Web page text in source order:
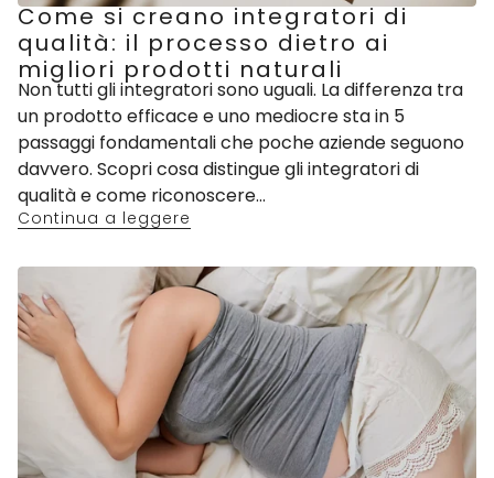
Come si creano integratori di
qualità: il processo dietro ai
migliori prodotti naturali
Non tutti gli integratori sono uguali. La differenza tra
un prodotto efficace e uno mediocre sta in 5
passaggi fondamentali che poche aziende seguono
davvero. Scopri cosa distingue gli integratori di
qualità e come riconoscere...
Continua a leggere